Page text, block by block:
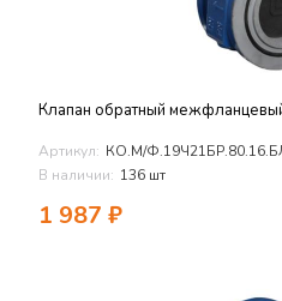
Клапан обратный
Артикул: КО.М/
В наличии: 136 шт
1 987 ₽